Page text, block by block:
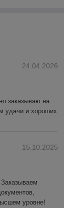
24.04.2026
заказываю на
удачи и хороших
15.10.2025
уровне!